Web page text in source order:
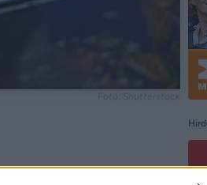
arra az esetre, ha vele